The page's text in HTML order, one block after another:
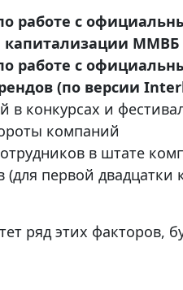
работе с
ММВБ
работе с
(по версии
в конкурсах и
компаний
в штате
(для первой двадцатки
ряд этих факторов,